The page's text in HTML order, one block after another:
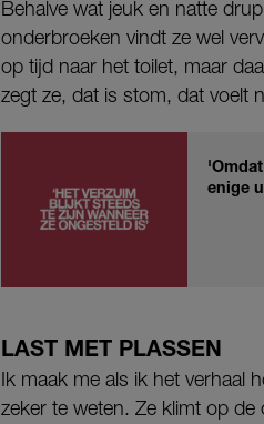
Behalve wat jeuk en natte
onderbroeken vindt ze wel
op tijd naar het toilet, maar
zegt ze, dat is stom, dat voelt
enige
LAST MET PLASSEN
Ik maak me als ik het verhaal
zeker te weten. Ze klimt op